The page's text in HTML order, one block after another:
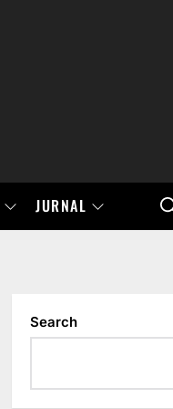
JURNAL
Search